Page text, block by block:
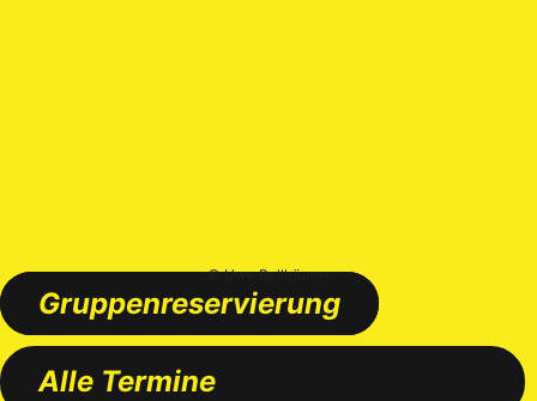
Gruppenreservierung
Alle Termine
© Uwe Bellhäuser